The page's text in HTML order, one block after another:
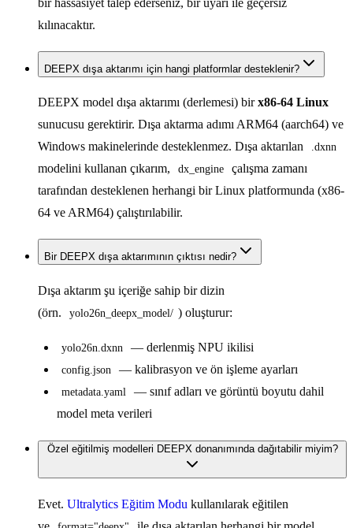
kılınacaktır.
DEEPX dışa aktarımı için hangi platformlar desteklenir?
DEEPX model dışa aktarımı (derlemesi) birx86-64 Linux
sunucusu gerektirir. Dışa aktarma adımı ARM64 (aarch64) ve
Windows makinelerinde desteklenmez. Dışa aktarılan
.dxnn
modelini kullanan çıkarım, dx_engine
çalışma zamanı
tarafından desteklenen herhangi bir Linux platformunda (x86-
64 ve ARM64) çalıştırılabilir.
Bir DEEPX dışa aktarımının çıktısı nedir?
Dışa aktarım şu içeriğe sahip bir dizin
(örn.
yolo26n_deepx_model/ ) oluşturur:
yolo26n.dxnn — derlenmiş NPU ikilisi
config.json — kalibrasyon ve ön işleme ayarları
metadata.yaml
— sınıf adları ve görüntü boyutu dahil
model meta verileri
Özel eğitilmiş modelleri DEEPX donanımında dağıtabilir miyim?
Evet. Ultralytics Eğitim Modu kullanılarak eğitilen